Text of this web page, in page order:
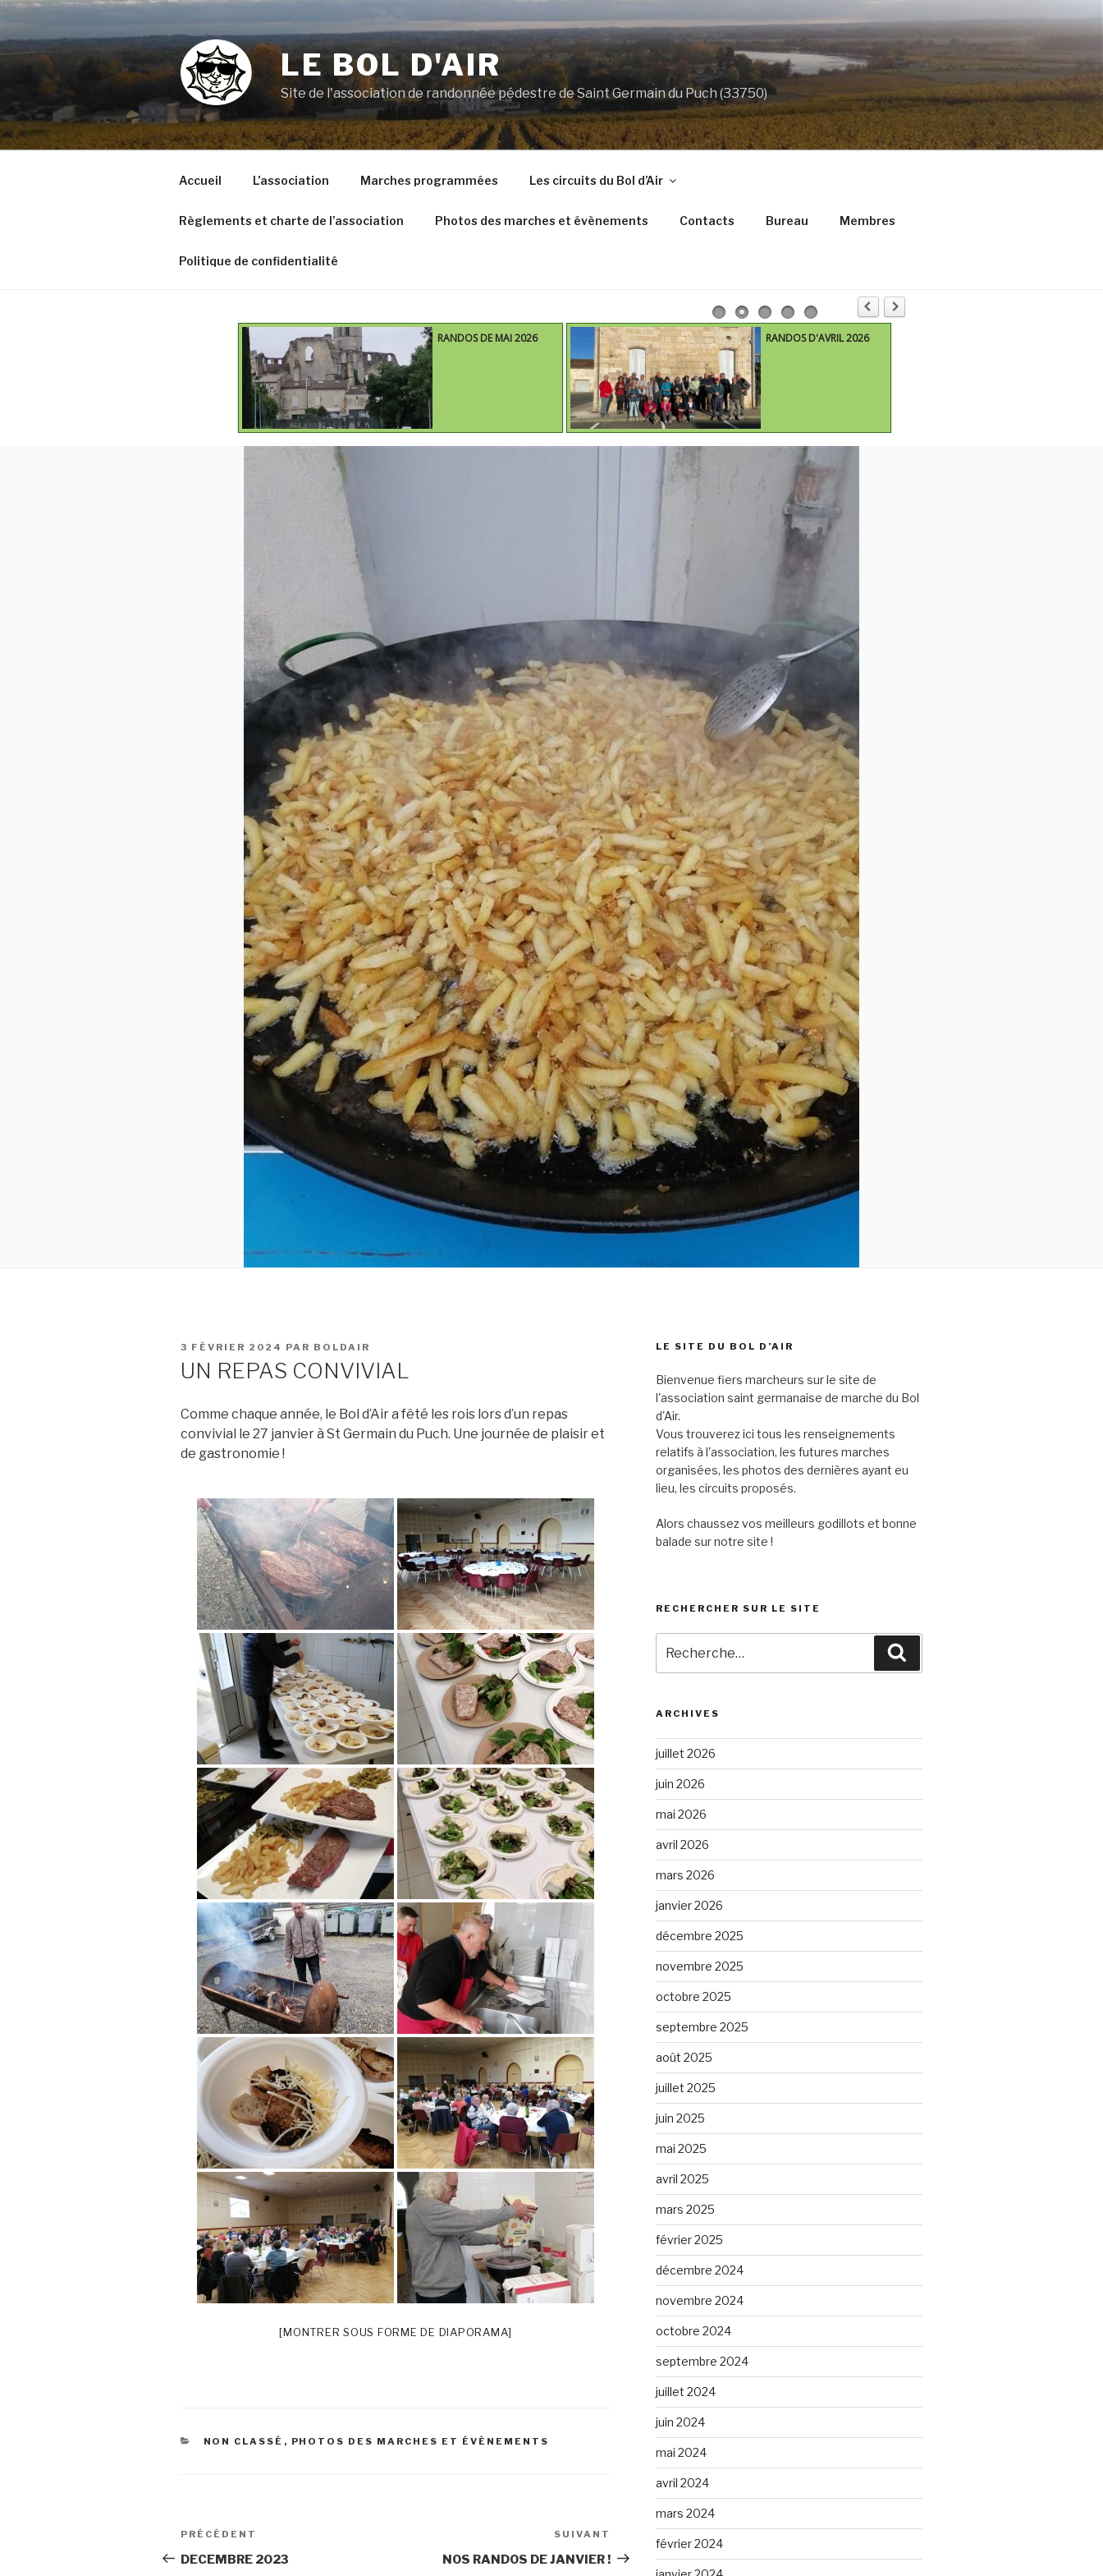
Aller
contenu
principal
LE BOL D'AIR
Site de l'association de randonnée pédestre de Saint Germain du Puch (33750)
Accueil L’association Marches programmées Les circuits du Bol d’Air
Règlements et charte de l’association Photos des marches et évènements Contacts Bureau Membres
Politique de confidentialité
RANDOS DE MAI 2026 RANDOS D'AVRIL 2026
PUBLIÉ
3 FÉVRIER 2024 PAR BOLDAIR
UN REPAS CONVIVIAL
Comme chaque année, le Bol d’Air a fêté les rois lors d’un repas
convivial le 27 janvier à St Germain du Puch. Une journée de plaisir et
de gastronomie !
[MONTRER SOUS FORME DE DIAPORAMA]
CATÉGORIES
NON CLASSÉ , PHOTOS DES MARCHES ET ÉVÈNEMENTS
Navigation
de
Article
précédent
PRÉCÉDENT
DECEMBRE 2023
Article
suivant
SUIVANT
NOS RANDOS DE JANVIER !
LE SITE DU BOL D’AIR
Bienvenue fiers marcheurs sur le site de
l'association saint germanaise de marche du Bol
d'Air.
Vous trouverez ici tous les renseignements
relatifs à l'association, les futures marches
organisées, les photos des dernières ayant eu
lieu, les circuits proposés.
Alors chaussez vos meilleurs godillots et bonne
balade sur notre site !
RECHERCHER SUR LE SITE
pour
:
ARCHIVES
juillet 2026
juin 2026
mai 2026
avril 2026
mars 2026
janvier 2026
décembre 2025
novembre 2025
octobre 2025
septembre 2025
août 2025
juillet 2025
juin 2025
mai 2025
avril 2025
mars 2025
février 2025
décembre 2024
novembre 2024
octobre 2024
septembre 2024
juillet 2024
juin 2024
mai 2024
avril 2024
mars 2024
février 2024